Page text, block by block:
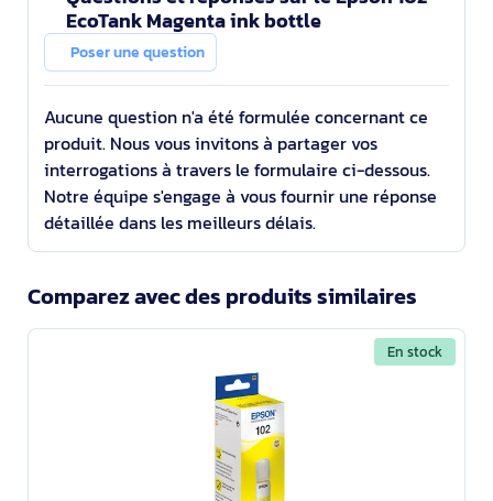
EcoTank Magenta ink bottle
Poser une question
Aucune question n'a été formulée concernant ce
produit. Nous vous invitons à partager vos
interrogations à travers le formulaire ci-dessous.
Notre équipe s'engage à vous fournir une réponse
détaillée dans les meilleurs délais.
Comparez avec des produits similaires
En stock